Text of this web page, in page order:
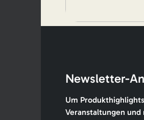
Newsletter-
Um
Veranstaltungen